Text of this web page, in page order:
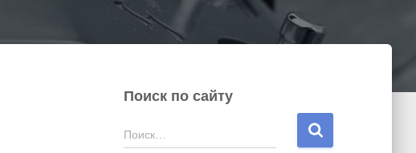
Поиск по сайту
Н
а
Поиск…